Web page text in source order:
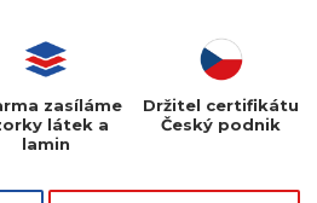
zasíláme
látek a
lamin
Držitel certifikátu
Český podnik